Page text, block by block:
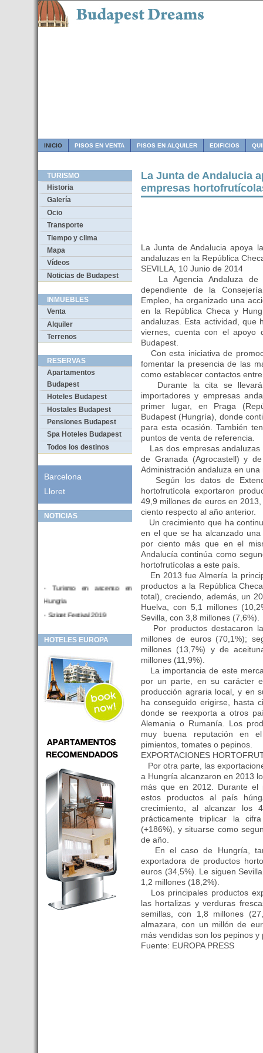
INICIO PISOS EN VENTA PISOS EN ALQUILER EDIFICIOS
TURISMO
Historia
Galería
Ocio
Transporte
Tiempo y clima
Mapa
Vídeos
Noticias de Budapest
INMUEBLES
Venta
Alquiler
Terrenos
RESERVAS
Apartamentos
Budapest
Hoteles Budapest
Hostales Budapest
Pensiones Budapest
Spa Hoteles Budapest
Todos los destinos
Barcelona
Lloret
NOTICIAS
- Turismo en ascenso en
Hungria
- Sziget Festival 2019
Hotel en venta en zona PRIME
- Inversor para hotel
- Hotel en venta Budapest
- Budapest y Cracovia, las
ciudades de moda en 2018
- Inaugurado en BUDAPEST el
puede ser controlado por
Smarthfones de sus clientes
- HOTEL Moments Budapest,
éste sí es un ‘gran hotel
Budapest’.
- Hoteles en BUDAPEST:
Resultados octubre de 2016,
subida del 15% ocupación y
del 25,6% en el RevPar
- Nuevo Hotel en Budapest
bajo la marca Exe Hotusa
BUDAPEST
HOTELES EUROPA
La Junta de Andalucia
empresas
La Junta de Andalucia apoya
andaluzas en la República
SEVILLA, 10 Junio de 2014
La Agencia Andaluza de
dependiente de la
Empleo, ha organizado una
en la República Checa y
andaluzas. Esta actividad, que
viernes, cuenta con el apoyo
Budapest.
Con esta iniciativa de
fomentar la presencia de las
como establecer contactos
Durante la cita se
importadores y empresas
primer lugar, en Praga
Budapest (Hungría), donde
para esta ocasión. También
puntos de venta de referencia.
Las dos empresas andaluzas
de Granada (Agrocastell) y
Administración andaluza en una
Según los datos de
hortofrutícola exportaron
49,9 millones de euros en
ciento respecto al año anterior.
Un crecimiento que ha
en el que se ha alcanzado
por ciento más que en el
Andalucía continúa como
hortofrutícolas a este país.
En 2013 fue Almería la
productos a la República
total), creciendo, además, un
Huelva, con 5,1 millones
Sevilla, con 3,8 millones (7,6%).
Por productos destacaron
millones de euros (70,1%);
millones (13,7%) y de
millones (11,9%).
La importancia de este
por un parte, en su carácter
producción agraria local, y en
ha conseguido erigirse, hasta
donde se reexporta a otros
Alemania o Rumanía. Los
muy buena reputación en
pimientos, tomates o pepinos.
EXPORTACIONES
Por otra parte, las
a Hungría alcanzaron en 2013
más que en 2012. Durante
estos productos al país
crecimiento, al alcanzar los
prácticamente triplicar la
(+186%), y situarse como
de año.
En el caso de Hungría,
exportadora de productos
euros (34,5%). Le siguen
1,2 millones (18,2%).
Los principales productos
las hortalizas y verduras
semillas, con 1,8 millones
almazara, con un millón de
más vendidas son los pepinos
Fuente: EUROPA PRESS